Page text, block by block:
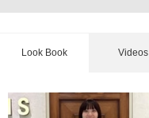
Look Book Videos